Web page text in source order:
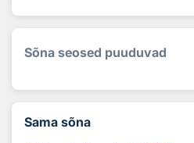
Sõna seosed puuduvad
Sama sõna